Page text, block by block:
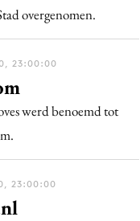
overgenomen.
23:00:00
werd benoemd tot
23:00:00